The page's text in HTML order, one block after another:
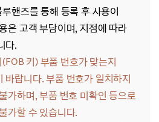
핸즈를 통해 등록 후 사용이
은 고객 부담이며, 지점에 따라
다.
키) 부품 번호가 맞는지
바랍니다.부품 번호가 일치하지
가하며, 부품 번호 미확인 등으로
가할 수 있습니다.